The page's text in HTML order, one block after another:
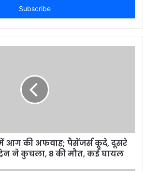
आग की अफवाह; पैसेंजर्स कूदे, दूसरे
ने कुचला, 8 की मौत, कई घायल